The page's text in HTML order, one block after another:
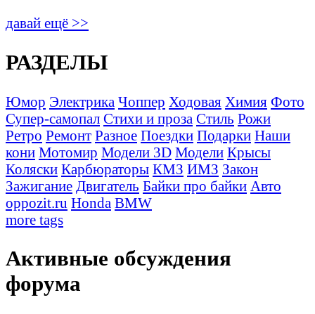
давай ещё >>
РАЗДЕЛЫ
Юмор Электрика Чоппер Ходовая Химия Фото
Супер-самопал Стихи и проза Стиль Рожи
Ретро Ремонт Разное Поездки Подарки Наши
кони Мотомир Модели 3D Модели Крысы
Коляски Карбюраторы КМЗ ИМЗ Закон
Зажигание Двигатель Байки про байки Авто
oppozit.ru Honda BMW
more tags
Активные обсуждения
форума